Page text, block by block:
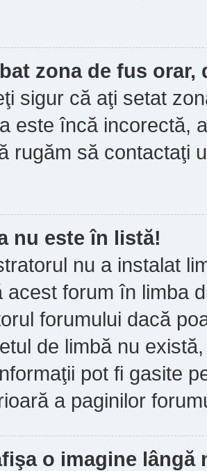
zona de fus orar,
sigur că aţi setat
este încă incorectă,
rugăm să contactaţi
nu este în listă!
nu a instalat
acest forum în limba
forumului dacă
de limbă nu
pot fi gasite
a paginilor
o imagine lângă